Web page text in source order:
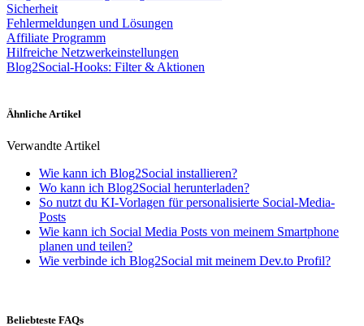
Sicherheit
Fehlermeldungen und Lösungen
Affiliate Programm
Hilfreiche Netzwerkeinstellungen
Blog2Social-Hooks: Filter & Aktionen
Ähnliche Artikel
Verwandte Artikel
Wie kann ich Blog2Social installieren?
Wo kann ich Blog2Social herunterladen?
So nutzt du KI-Vorlagen für personalisierte Social-Media-
Posts
Wie kann ich Social Media Posts von meinem Smartphone
planen und teilen?
Wie verbinde ich Blog2Social mit meinem Dev.to Profil?
Beliebteste FAQs